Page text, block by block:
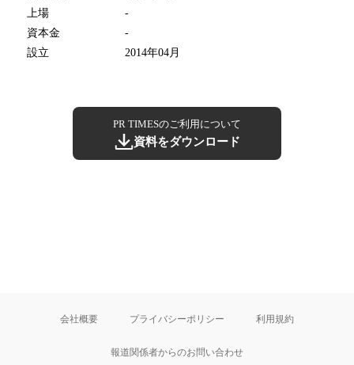
上場
-
資本金
-
設立
2014年04月
PR TIMESのご利用について
資料をダウンロード
会社概要 プライバシーポリシー 利用規約
報道関係者からのお問い合わせ